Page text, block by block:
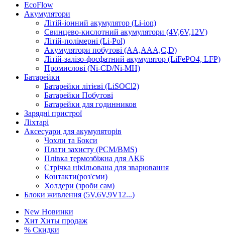
EcoFlow
Акумулятори
Літій-іонний акумулятор (Li-ion)
Свинцево-кислотний акумулятори (4V,6V,12V)
Літій-полімерні (Li-Pol)
Акумулятори побутові (AA,AAA,C,D)
Літій-залізо-фосфатний акумулятор (LiFePO4, LFP)
Промислові (Ni-CD/Ni-MH)
Батарейки
Батарейки літієві (LiSOCl2)
Батарейки Побутові
Батарейки для годинников
Зарядні пристрої
Ліхтарі
Аксесуари для акумуляторів
Чохли та Бокси
Плати захисту (PCM/BMS)
Плівка термозбіжна для АКБ
Стрічка нікільована для зварювання
Контакти(роз'єми)
Холдери (зроби сам)
Блоки живлення (5V,6V,9V12...)
New Новинки
Хит Хиты продаж
% Скидки